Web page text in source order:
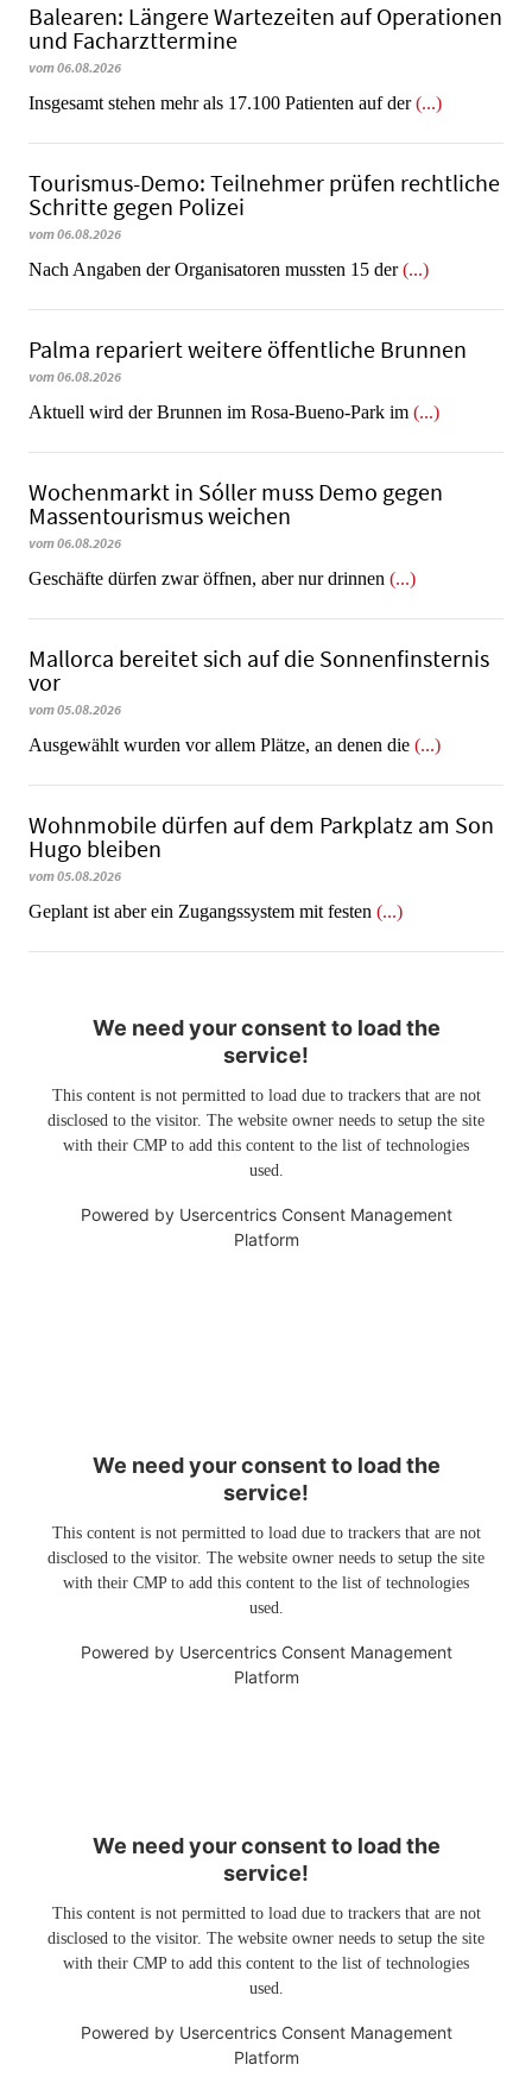
Balearen: Längere Wartezeiten auf Operationen
und Facharzttermine
vom 06.08.2026
Insgesamt stehen mehr als 17.100 Patienten auf der(...)
Tourismus-Demo: Teilnehmer prüfen rechtliche
Schritte gegen Polizei
vom 06.08.2026
Nach Angaben der Organisatoren mussten 15 der(...)
Palma repariert weitere öffentliche Brunnen
vom 06.08.2026
Aktuell wird der Brunnen im Rosa-Bueno-Park im (...)
Wochenmarkt in Sóller muss Demo gegen
Massentourismus weichen
vom 06.08.2026
Geschäfte dürfen zwar öffnen, aber nur drinnen (...)
Mallorca bereitet sich auf die Sonnenfinsternis
vor
vom 05.08.2026
Ausgewählt wurden vor allem Plätze, an denen die (...)
Wohnmobile dürfen auf dem Parkplatz am Son
Hugo bleiben
vom 05.08.2026
Geplant ist aber ein Zugangssystem mit festen (...)
We need your consent to load the
service!
This content is not permitted to load due to trackers that are not
disclosed to the visitor. The website owner needs to setup the site
with their CMP to add this content to the list of technologies
used.
Powered by Usercentrics Consent Management
Platform
We need your consent to load the
service!
This content is not permitted to load due to trackers that are not
disclosed to the visitor. The website owner needs to setup the site
with their CMP to add this content to the list of technologies
used.
Powered by Usercentrics Consent Management
Platform
We need your consent to load the
service!
This content is not permitted to load due to trackers that are not
disclosed to the visitor. The website owner needs to setup the site
with their CMP to add this content to the list of technologies
used.
Powered by Usercentrics Consent Management
Platform